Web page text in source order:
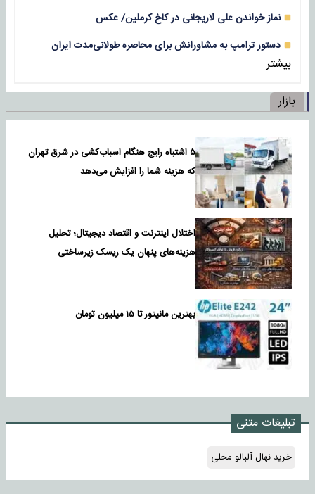
نماز خواندن علی لاریجانی در کاخ کرملین/ عکس
دستور ترامپ به مشاورانش برای محاصره طولانی‌مدت ایران
بیشتر
بازار
۵ اشتباه رایج هنگام اسباب‌کشی در شرق تهران
که هزینه شما را افزایش می‌دهد
اختلال اینترنت و اقتصاد دیجیتال؛ تحلیل
هزینه‌های پنهان یک ریسک زیرساختی
بهترین مانیتور تا ۱۵ میلیون تومان
تبلیغات متنی
خرید نهال آلبالو محلی